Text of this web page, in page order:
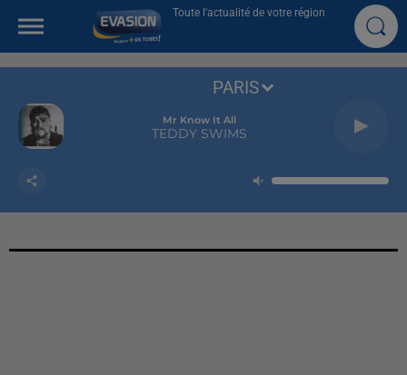
Toute l'actualité de votre région
Mr Know It All
TEDDY SWIMS
PARIS